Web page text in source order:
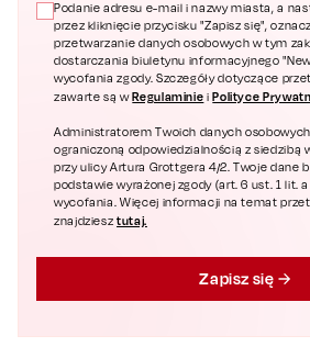
Podanie adresu e-mail i nazwy miasta, a
przez kliknięcie przycisku "Zapisz się",
przetwarzanie danych osobowych w tym
dostarczania biuletynu informacyjnego
wycofania zgody. Szczegóły dotyczące
zawarte są wRegulaminie i Polityce
Administratorem Twoich danych
ograniczoną odpowiedzialnością z siedzibą
przy ulicy Artura Grottgera 4/2. Twoje dane
podstawie wyrażonej zgody (art. 6 ust. 1 lit.
wycofania. Więcej informacji na temat
znajdziesztutaj.
Zapisz się